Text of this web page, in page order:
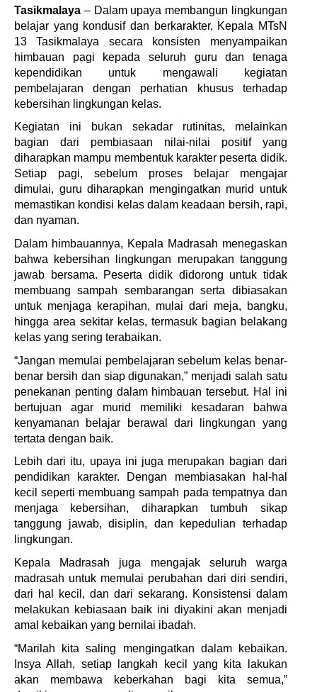
Tasikmalaya – Dalam upaya membangun lingkungan
belajar yang kondusif dan berkarakter, Kepala MTsN
13 Tasikmalaya secara konsisten menyampaikan
himbauan pagi kepada seluruh guru dan tenaga
kependidikan untuk mengawali kegiatan
pembelajaran dengan perhatian khusus terhadap
kebersihan lingkungan kelas.
Kegiatan ini bukan sekadar rutinitas, melainkan
bagian dari pembiasaan nilai-nilai positif yang
diharapkan mampu membentuk karakter peserta didik.
Setiap pagi, sebelum proses belajar mengajar
dimulai, guru diharapkan mengingatkan murid untuk
memastikan kondisi kelas dalam keadaan bersih, rapi,
dan nyaman.
Dalam himbauannya, Kepala Madrasah menegaskan
bahwa kebersihan lingkungan merupakan tanggung
jawab bersama. Peserta didik didorong untuk tidak
membuang sampah sembarangan serta dibiasakan
untuk menjaga kerapihan, mulai dari meja, bangku,
hingga area sekitar kelas, termasuk bagian belakang
kelas yang sering terabaikan.
“Jangan memulai pembelajaran sebelum kelas benar-
benar bersih dan siap digunakan,” menjadi salah satu
penekanan penting dalam himbauan tersebut. Hal ini
bertujuan agar murid memiliki kesadaran bahwa
kenyamanan belajar berawal dari lingkungan yang
tertata dengan baik.
Lebih dari itu, upaya ini juga merupakan bagian dari
pendidikan karakter. Dengan membiasakan hal-hal
kecil seperti membuang sampah pada tempatnya dan
menjaga kebersihan, diharapkan tumbuh sikap
tanggung jawab, disiplin, dan kepedulian terhadap
lingkungan.
Kepala Madrasah juga mengajak seluruh warga
madrasah untuk memulai perubahan dari diri sendiri,
dari hal kecil, dan dari sekarang. Konsistensi dalam
melakukan kebiasaan baik ini diyakini akan menjadi
amal kebaikan yang bernilai ibadah.
“Marilah kita saling mengingatkan dalam kebaikan.
Insya Allah, setiap langkah kecil yang kita lakukan
akan membawa keberkahan bagi kita semua,”